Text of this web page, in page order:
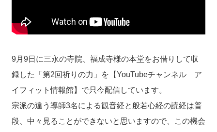
9月9日に三永の寺院、福成寺様の本堂をお借りして収
録した「第2回祈りの力」を【YouTubeチャンネル ア
イフィット情報館】で只今配信しています。
宗派の違う導師3名による観音経と般若心経の読経は普
段、中々見ることができないと思いますので、この機会